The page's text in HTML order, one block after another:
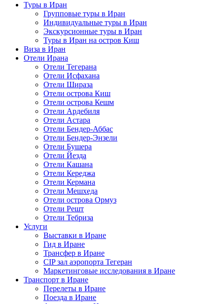
Туры в Иран
Групповые туры в Иран
Индивидуальные туры в Иран
Экскурсионные туры в Иран
Туры в Иран на остров Киш
Виза в Иран
Отели Ирана
Отели Тегерана
Отели Исфахана
Отели Шираза
Отели острова Киш
Отели острова Кешм
Отели Ардебиля
Отели Астара
Отели Бендер-Аббас
Отели Бендер-Энзели
Отели Бушера
Отели Йезда
Отели Кашана
Отели Кереджа
Отели Кермана
Отели Мешхеда
Отели острова Ормуз
Отели Решт
Отели Тебриза
Услуги
Выставки в Иране
Гид в Иране
Трансфер в Иране
CIP зал аэропорта Тегеран
Маркетинговые исследования в Иране
Транспорт в Иране
Перелеты в Иране
Поезда в Иране